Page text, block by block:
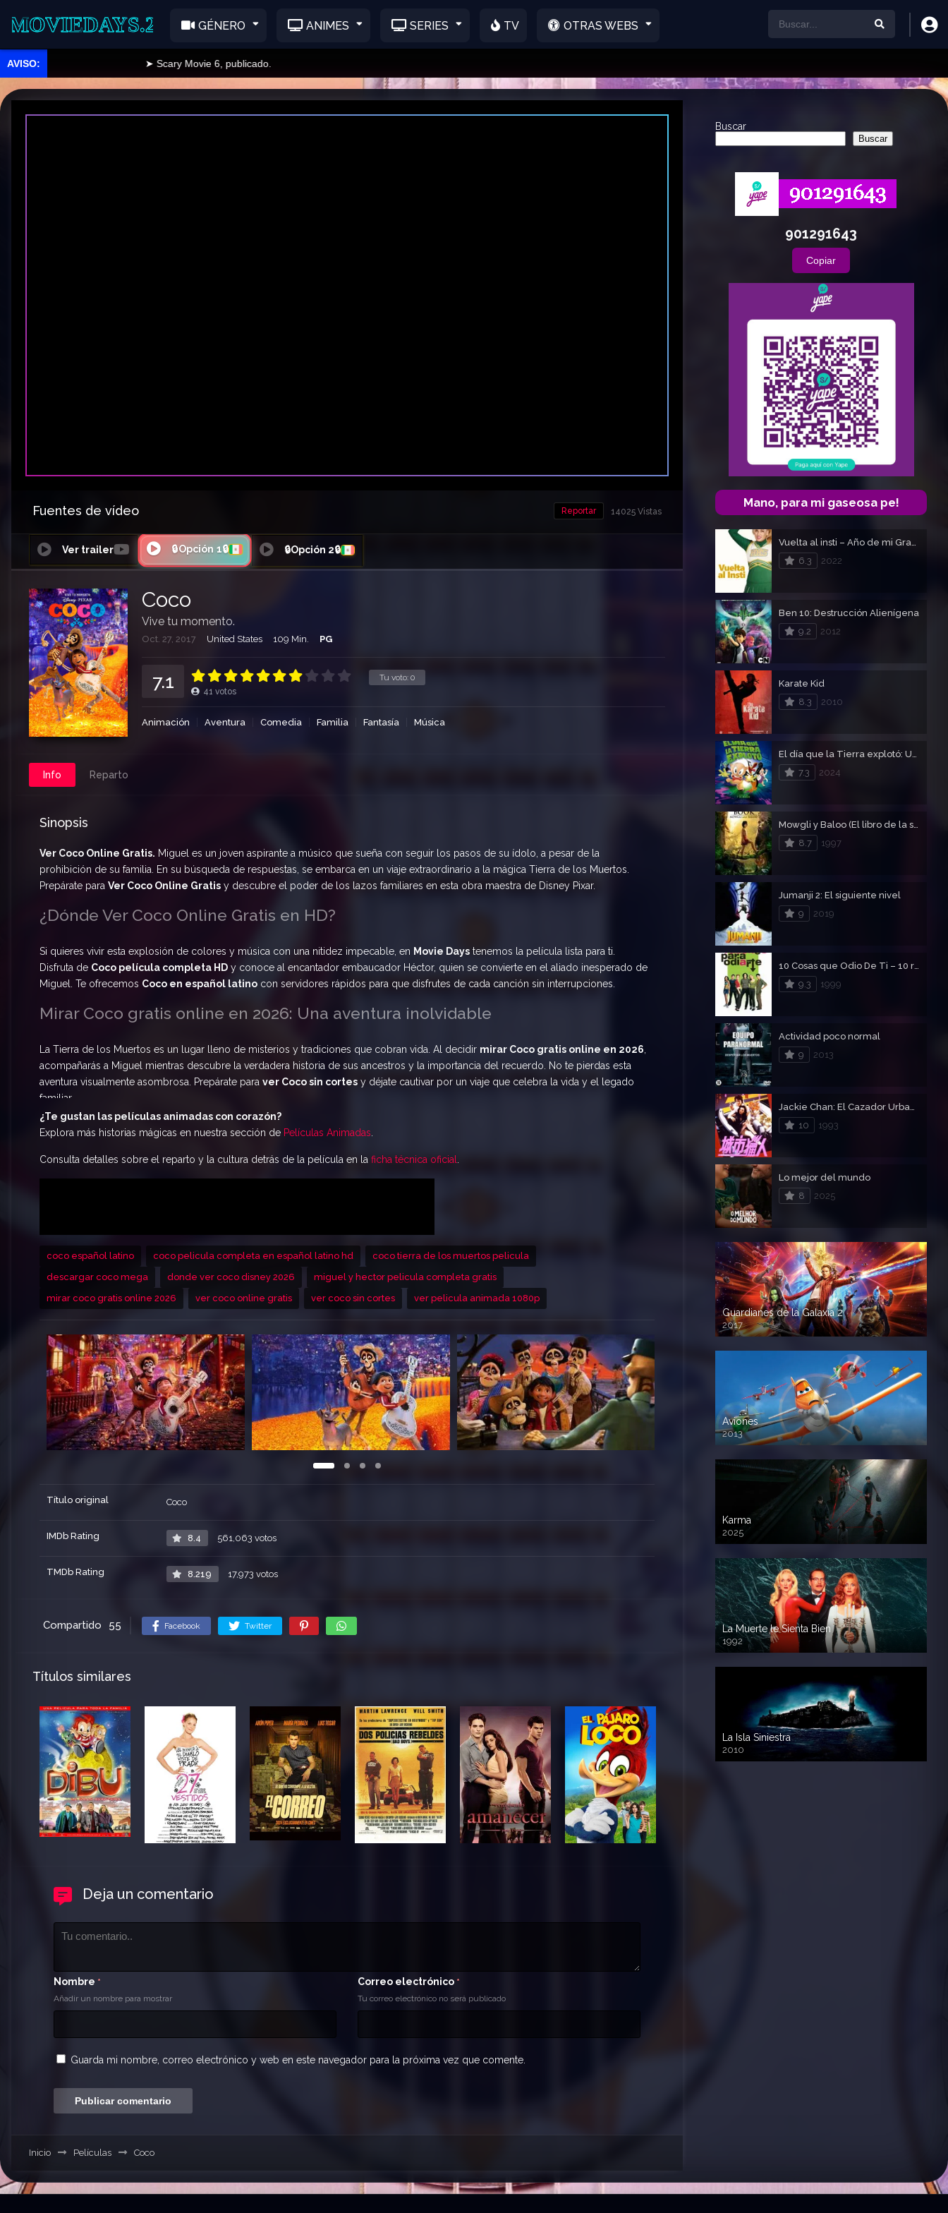
GÉNERO ANIMES SERIES TV OTRAS WEBS
➤ Scary Movie 6, publicado.
Fuentes de vídeo 14025 Vistas
Reportar
Ver trailer 🔒Opción 1🔒 🔒Opción 2🔒
Coco
Vive tu momento.
Oct. 27, 2017 United States 109 Min. PG
Tu voto: 0
7.1 41 votos
Animación Aventura Comedia Familia Fantasía Música
Info Reparto
Sinopsis
Ver Coco Online Gratis. Miguel es un joven aspirante a músico que sueña con seguir los pasos de su ídolo, a pesar de la
prohibición de su familia. En su búsqueda de respuestas, se embarca en un viaje extraordinario a la mágica Tierra de los Muertos.
Prepárate para Ver Coco Online Gratis y descubre el poder de los lazos familiares en esta obra maestra de Disney Pixar.
¿Dónde Ver Coco Online Gratis en HD?
Si quieres vivir esta explosión de colores y música con una nitidez impecable, en Movie Days tenemos la película lista para ti.
Disfruta de Coco película completa HD y conoce al encantador embaucador Héctor, quien se convierte en el aliado inesperado de
Miguel. Te ofrecemos Coco en español latino con servidores rápidos para que disfrutes de cada canción sin interrupciones.
Mirar Coco gratis online en 2026: Una aventura inolvidable
La Tierra de los Muertos es un lugar lleno de misterios y tradiciones que cobran vida. Al decidir mirar Coco gratis online en 2026,
acompañarás a Miguel mientras descubre la verdadera historia de sus ancestros y la importancia del recuerdo. No te pierdas esta
aventura visualmente asombrosa. Prepárate para ver Coco sin cortes y déjate cautivar por un viaje que celebra la vida y el legado
familiar.
¿Te gustan las películas animadas con corazón?
Explora más historias mágicas en nuestra sección de Películas Animadas.
Consulta detalles sobre el reparto y la cultura detrás de la película en la ficha técnica oficial.
coco español latino coco pelicula completa en español latino hd
coco tierra de los muertos pelicula
descargar coco mega
donde ver coco disney 2026
miguel y hector pelicula completa gratis
mirar coco gratis online 2026
ver coco online gratis ver coco sin cortes ver pelicula animada 1080p
Título original Coco
IMDb Rating 8.4 561,063 votos
TMDb Rating 8.219 17,973 votos
Compartido 55 Facebook Twitter
Títulos similares
Deja un comentario
Nombre *
Añadir un nombre para mostrar
Correo electrónico *
Tu correo electrónico no será publicado
Guarda mi nombre, correo electrónico y web en este navegador para la próxima vez que comente.
Inicio Películas Coco
Buscar
Buscar
901291643
Copiar
Mano, para mi gaseosa pe!
6.3
2022
Ben 10: Destrucción Alienígena
9.2
2012
Karate Kid
8.3
2010
7.3
2024
8.7
1997
Jumanji 2: El siguiente nivel
9
2019
9.3
1999
Actividad poco normal
9
2013
10
1993
Lo mejor del mundo
8
2025
Guardianes de la Galaxia 2
2017
720p HD
Aviones
2013
720 HD
Karma
2025
La Muerte le Sienta Bien
1992
720p HD
La Isla Siniestra
2010
720p HD